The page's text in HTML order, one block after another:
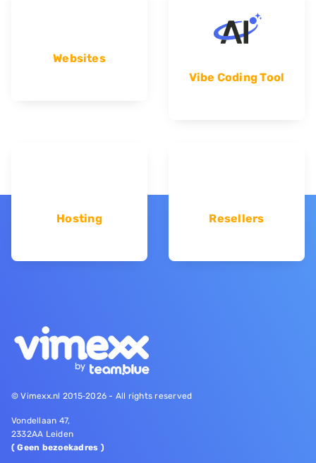
Websites
Vibe Coding Tool
Hosting Resellers
© Vimexx.nl 2015‐2026 - All rights reserved
Vondellaan 47,
2332AA Leiden
( Geen bezoekadres )